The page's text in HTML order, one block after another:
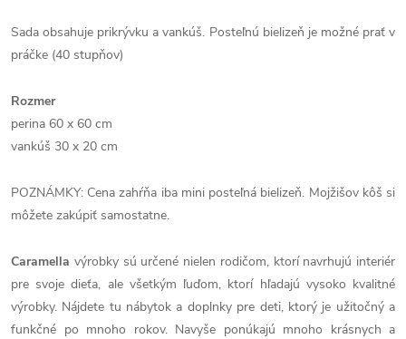
Sada obsahuje prikrývku a vankúš. Posteľnú bielizeň je možné prať v
práčke (40 stupňov)
Rozmer
perina 60 x 60 cm
vankúš 30 x 20 cm
POZNÁMKY: Cena zahŕňa iba mini posteľná bielizeň. Mojžišov kôš si
môžete zakúpiť samostatne.
Caramella výrobky sú určené nielen rodičom, ktorí navrhujú interiér
pre svoje dieťa, ale všetkým ľuďom, ktorí hľadajú vysoko kvalitné
výrobky. Nájdete tu nábytok a doplnky pre deti, ktorý je užitočný a
funkčné po mnoho rokov. Navyše ponúkajú mnoho krásnych a